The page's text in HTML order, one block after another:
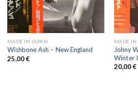
MADE IN JAPAN
Wishbone Ash ‎– New England
25,00€
MADE IN
Johny
Winter
20,00€